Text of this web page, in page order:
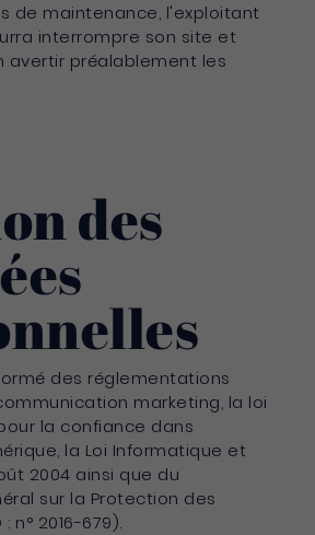
de maintenance, l'exploitant
interrompre son site et
avertir préalablement les
des
des réglementations
marketing, la loi
la confiance dans
la Loi Informatique et
2004 ainsi que du
sur la Protection des
n° 2016-679).